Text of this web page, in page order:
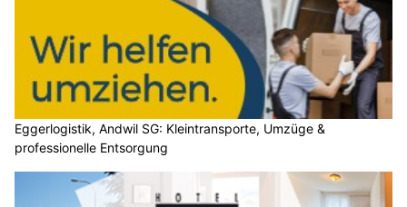
Eggerlogistik, Andwil SG: Kleintransporte, Umzüge &
professionelle Entsorgung